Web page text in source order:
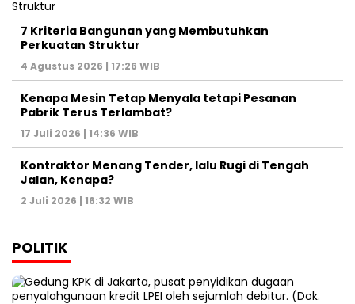
7 Kriteria Bangunan yang Membutuhkan
Perkuatan Struktur
4 Agustus 2026 | 17:26 WIB
Kenapa Mesin Tetap Menyala tetapi Pesanan
Pabrik Terus Terlambat?
17 Juli 2026 | 14:36 WIB
Kontraktor Menang Tender, lalu Rugi di Tengah
Jalan, Kenapa?
2 Juli 2026 | 16:32 WIB
POLITIK